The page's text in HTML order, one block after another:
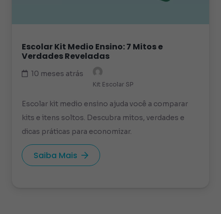
Escolar Kit Medio Ensino: 7 Mitos e
Verdades Reveladas
10 meses atrás
Kit Escolar SP
Escolar kit medio ensino ajuda você a comparar
kits e itens soltos. Descubra mitos, verdades e
dicas práticas para economizar.
Saiba Mais